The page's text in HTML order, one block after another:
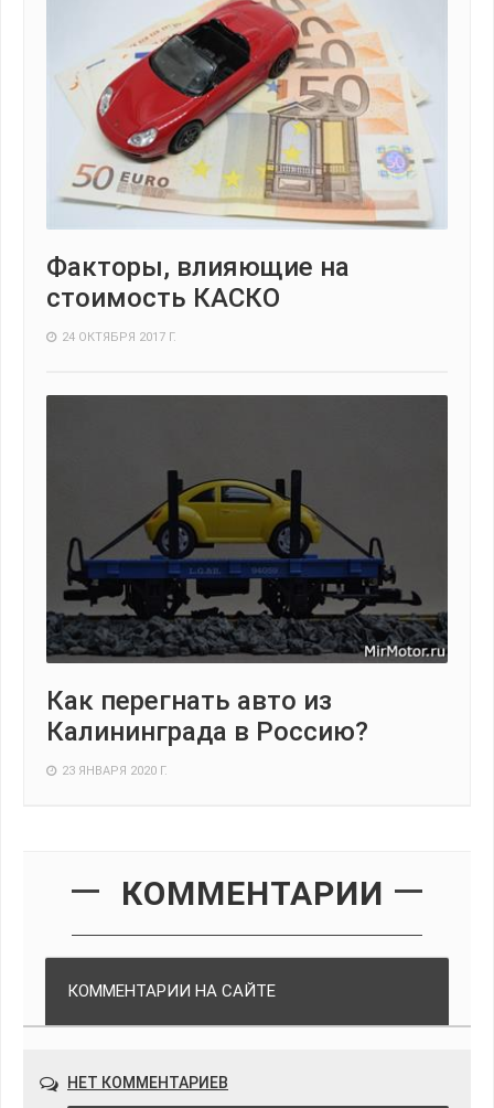
Факторы, влияющие на
стоимость КАСКО
24 ОКТЯБРЯ 2017 Г.
Как перегнать авто из
Калининграда в Россию?
23 ЯНВАРЯ 2020 Г.
КОММЕНТАРИИ
КОММЕНТАРИИ НА САЙТЕ
НЕТ КОММЕНТАРИЕВ